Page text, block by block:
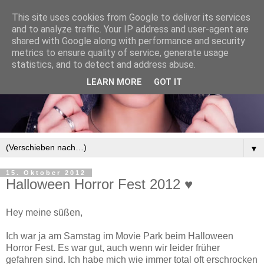
▼
15. Oktober 2012
Halloween Horror Fest 2012 ♥
Hey meine süßen,
Ich war ja am Samstag im Movie Park beim Halloween
Horror Fest. Es war gut, auch wenn wir leider früher
gefahren sind. Ich habe mich wie immer total oft erschrocken
This site uses cookies from Google to deliver its services
and to analyze traffic. Your IP address and user-agent are
shared with Google along with performance and security
metrics to ensure quality of service, generate usage
statistics, and to detect and address abuse.
LEARN MORE GOT IT